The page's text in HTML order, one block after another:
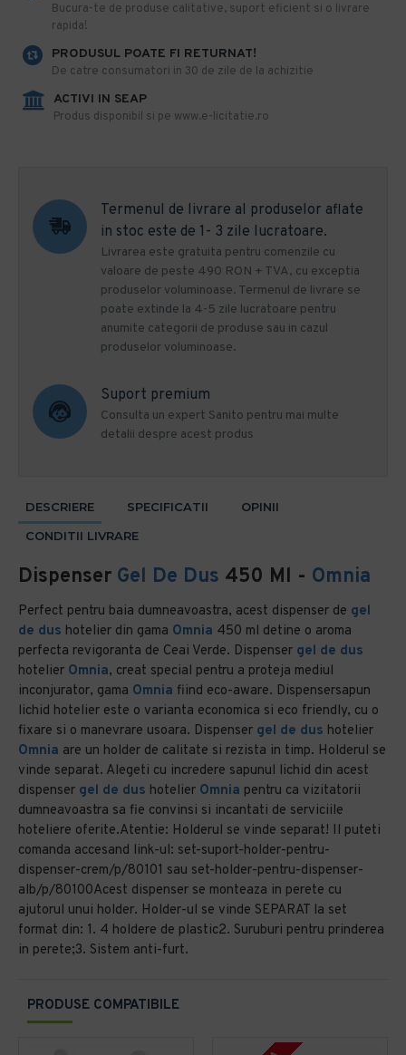
​Bucura-te de produse calitative, suport eficient si o livrare
rapida!
PRODUSUL POATE FI RETURNAT!
De catre consumatori in 30 de zile de la achizitie
ACTIVI IN SEAP
Produs disponibil si pe www.e-licitatie.ro
Termenul de livrare al produselor aflate
in stoc este de 1- 3 zile lucratoare.
Livrarea este gratuita pentru comenzile cu
valoare de peste 490 RON + TVA, cu exceptia
produselor voluminoase. Termenul de livrare se
poate extinde la 4-5 zile lucratoare pentru
anumite categorii de produse sau in cazul
produselor voluminoase.
Suport premium
Consulta un expert Sanito pentru mai multe
detalii despre acest produs
PRODUSE COMPATIBILE
DESCRIERE SPECIFICATII
OPINII
CONDITII LIVRARE
Dispenser Gel De Dus 450 Ml - Omnia
Perfect pentru baia dumneavoastra, acest dispenser de gel
de dus hotelier din gama Omnia 450 ml detine o aroma
perfecta revigoranta de Ceai Verde. Dispenser gel de dus
hotelier Omnia, creat special pentru a proteja mediul
inconjurator, gama Omnia fiind eco-aware. Dispensersapun
lichid hotelier este o varianta economica si eco friendly, cu o
fixare si o manevrare usoara. Dispenser gel de dus hotelier
Omnia are un holder de calitate si rezista in timp. Holderul se
vinde separat. Alegeti cu incredere sapunul lichid din acest
dispenser gel de dus hotelier Omnia pentru ca vizitatorii
dumneavoastra sa fie convinsi si incantati de serviciile
hoteliere oferite.Atentie: Holderul se vinde separat! Il puteti
comanda accesand link-ul: set-suport-holder-pentru-
dispenser-crem/p/80101 sau set-holder-pentru-dispenser-
alb/p/80100Acest dispenser se monteaza in perete cu
ajutorul unui holder. Holder-ul se vinde SEPARAT la set
format din: 1. 4 holdere de plastic2. Suruburi pentru prinderea
in perete;3. Sistem anti-furt.